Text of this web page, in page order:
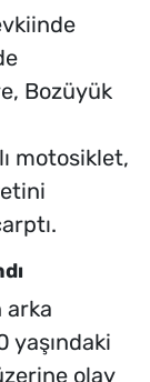
Bozüyük
motosiklet,
arka
yaşındaki
olay